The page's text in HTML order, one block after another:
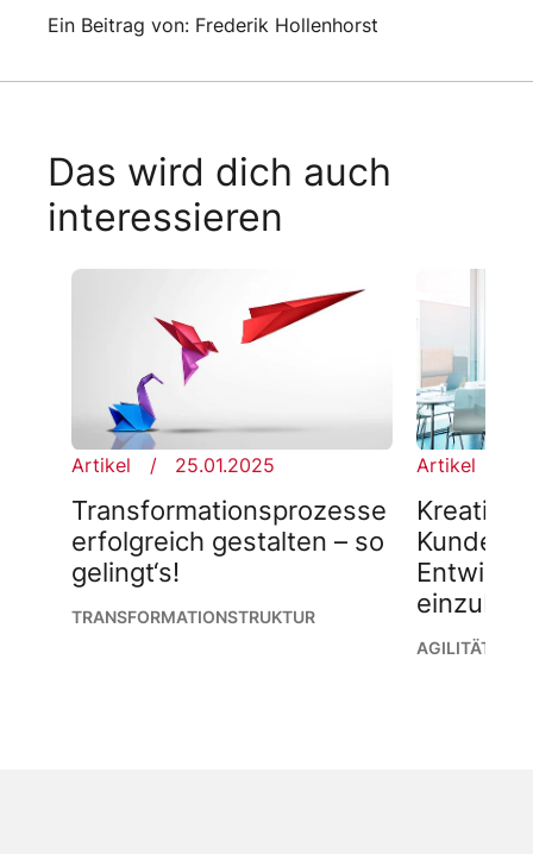
Ein Beitrag von: Frederik Hollenhorst
Das wird dich auch
interessieren
Artikel 25.01.2025
Transformationsprozesse
erfolgreich gestalten – so
gelingt‘s!
TRANSFORMATIONSTRUKTUR
Artikel
Kreative
Kunden
AGILITÄT